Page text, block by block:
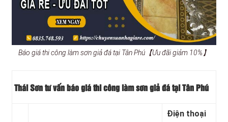
Báo giá thi công làm sơn giả đá tại Tân Phú【Ưu đãi giảm 10%】
Thái Sơn tư vấn báo giá thi công làm sơn giả đá tại Tân Phú
Điện thoại